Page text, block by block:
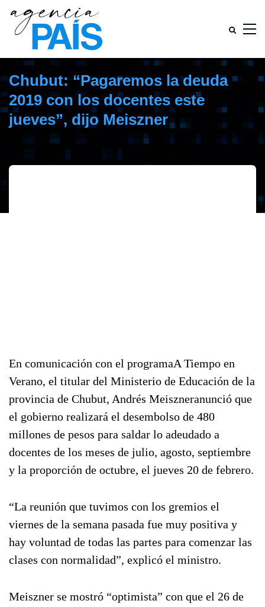
Chubut: “Pagaremos la deuda
2019 con los docentes este
jueves”, dijo Meiszner
febrero 18, 2020
En comunicación con el programaA Tiempo en
Verano, el titular del Ministerio de Educación de la
provincia de Chubut, Andrés Meiszneranunció que
el gobierno realizará el desembolso de 480
millones de pesos para saldar lo adeudado a
docentes de los meses de julio, agosto, septiembre
y la proporción de octubre, el jueves 20 de febrero.
“La reunión que tuvimos con los gremios el
viernes de la semana pasada fue muy positiva y
hay voluntad de todas las partes para comenzar las
clases con normalidad”, explicó el ministro.
Meiszner se mostró “optimista” con que el 26 de